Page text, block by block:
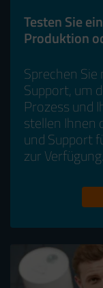
Testen Sie
Produktion
Sprechen
Support, um
Prozess und
stellen Ihnen
und Support
zur Verfügung.